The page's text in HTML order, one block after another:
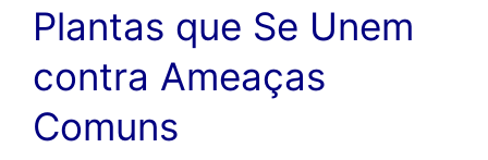
Plantas que Se Unem
contra Ameaças
Comuns